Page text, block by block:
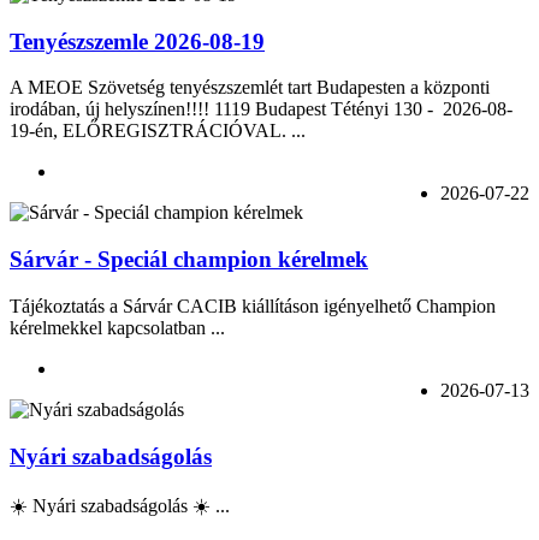
Tenyészszemle 2026-08-19
A MEOE Szövetség tenyészszemlét tart Budapesten a központi
irodában, új helyszínen!!!! 1119 Budapest Tétényi 130 - 2026-08-
19-én, ELŐREGISZTRÁCIÓVAL. ...
2026-07-22
Sárvár - Speciál champion kérelmek
Tájékoztatás a Sárvár CACIB kiállításon igényelhető Champion
kérelmekkel kapcsolatban ...
2026-07-13
Nyári szabadságolás
☀️ Nyári szabadságolás ☀️ ...